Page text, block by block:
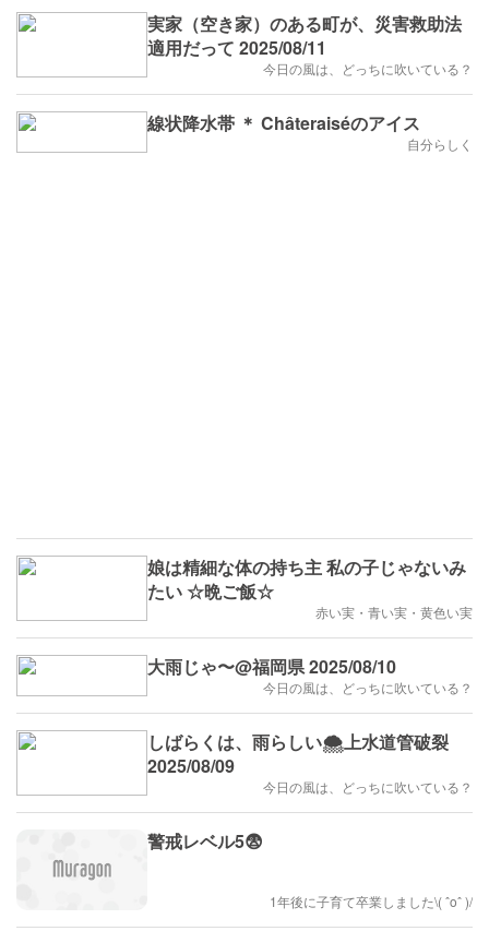
実家（空き家）のある町が、災害救助法
適用だって 2025/08/11
今日の風は、どっちに吹いている？
線状降水帯 ＊ Châteraiséのアイス
自分らしく
娘は精細な体の持ち主 私の子じゃないみ
たい ☆晩ご飯☆
赤い実・青い実・黄色い実
大雨じゃ〜@福岡県 2025/08/10
今日の風は、どっちに吹いている？
しばらくは、雨らしい🌨️上水道管破裂
2025/08/09
今日の風は、どっちに吹いている？
警戒レベル5😨
1年後に子育て卒業しました\( ˆoˆ )/